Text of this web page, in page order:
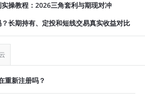
操教程：2026三角套利与期现对冲
长期持有、定投和短线交易真实收益对比
重新注册吗？